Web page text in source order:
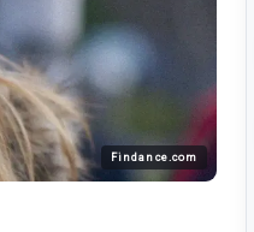
Findance.com